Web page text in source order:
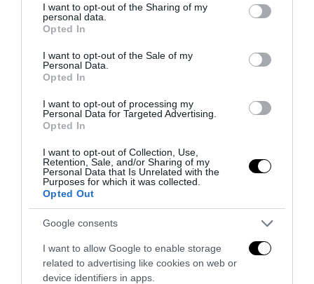
not limited to your visit or usage behaviour. You may click to
grant or deny consent to Google and its third-party tags to
use your data for below specified purposes in below Google
consent section.
I want to opt-out of the Sharing of my
personal data.
Opted In
I want to opt-out of the Sale of my
Personal Data.
Opted In
I want to opt-out of processing my
Personal Data for Targeted Advertising.
Opted In
I want to opt-out of Collection, Use,
Retention, Sale, and/or Sharing of my
Personal Data that Is Unrelated with the
Purposes for which it was collected.
Opted Out
Google consents
I want to allow Google to enable storage
related to advertising like cookies on web or
device identifiers in apps.
Remigrazione, il Copasir riconosce all’antifascismo il
veto del disordine
6 Agosto 2026